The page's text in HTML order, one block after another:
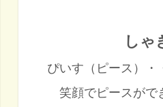
しゃ
ぴいす（ピース）・
笑顔でピースがで